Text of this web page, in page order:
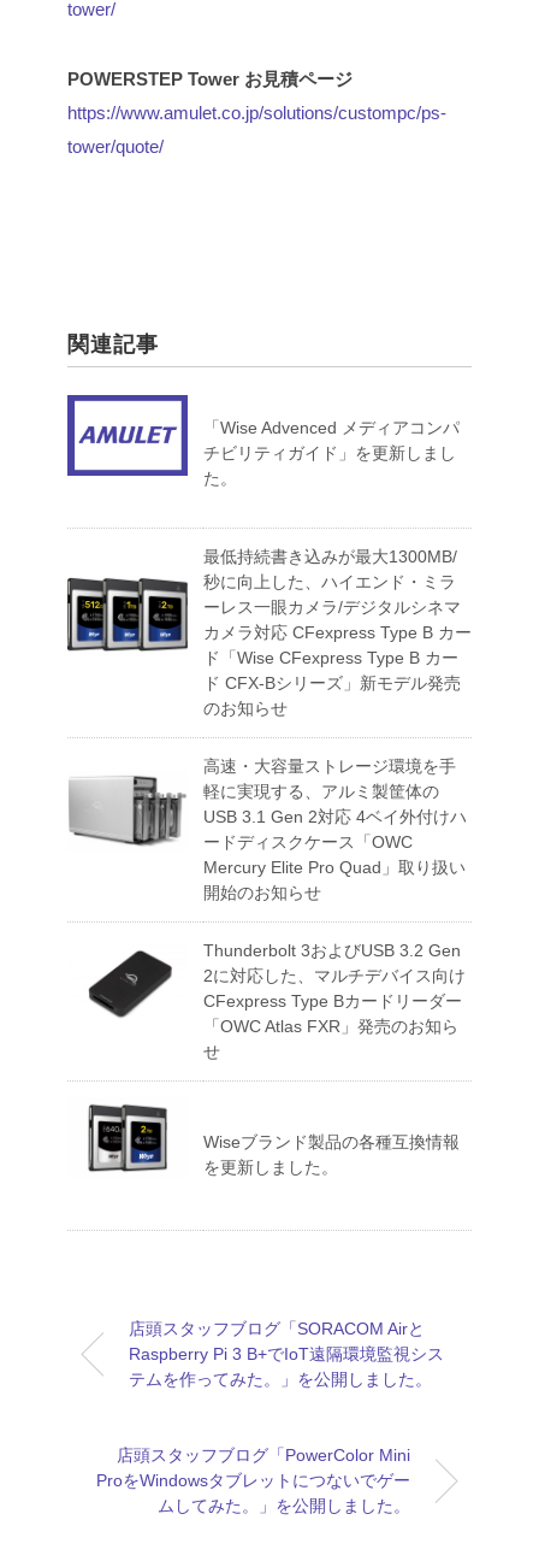
tower/
POWERSTEP Tower お見積ページ
https://www.amulet.co.jp/solutions/custompc/ps-
tower/quote/
関連記事
「Wise Advenced メディアコンパ
チビリティガイド」を更新しまし
た。
最低持続書き込みが最大1300MB/
秒に向上した、ハイエンド・ミラ
ーレス一眼カメラ/デジタルシネマ
カメラ対応 CFexpress Type B カー
ド「Wise CFexpress Type B カー
ド CFX-Bシリーズ」新モデル発売
のお知らせ
高速・大容量ストレージ環境を手
軽に実現する、アルミ製筐体の
USB 3.1 Gen 2対応 4ベイ外付けハ
ードディスクケース「OWC
Mercury Elite Pro Quad」取り扱い
開始のお知らせ
Thunderbolt 3およびUSB 3.2 Gen
2に対応した、マルチデバイス向け
CFexpress Type Bカードリーダー
「OWC Atlas FXR」発売のお知ら
せ
Wiseブランド製品の各種互換情報
を更新しました。
店頭スタッフブログ「SORACOM Airと
Raspberry Pi 3 B+でIoT遠隔環境監視シス
テムを作ってみた。」を公開しました。
店頭スタッフブログ「PowerColor Mini
ProをWindowsタブレットにつないでゲー
ムしてみた。」を公開しました。